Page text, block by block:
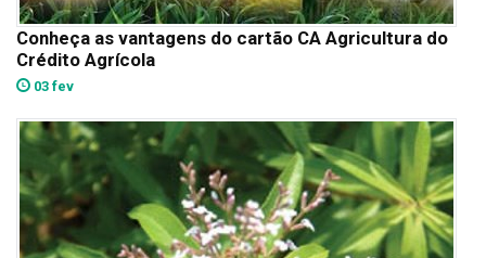
Conheça as vantagens do cartão CA Agricultura do
Crédito Agrícola
03 fev